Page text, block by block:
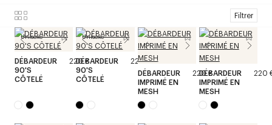
Filtrer
Unisexe
DÉBARDEUR
90'S
CÔTELÉ
220 €
Unisexe
DÉBARDEUR
90'S
CÔTELÉ
220 €
DÉBARDEUR
IMPRIMÉ EN
MESH
220 €
DÉBARDEUR
IMPRIMÉ EN
MESH
220